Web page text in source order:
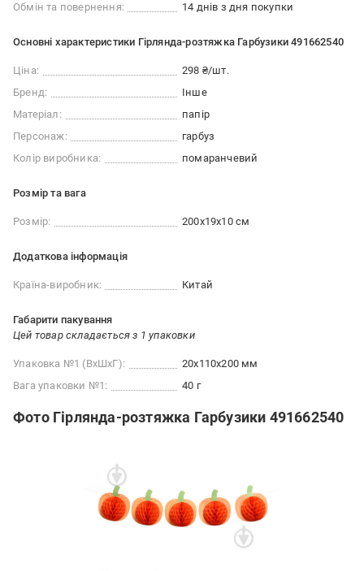
Обмін та повернення: 14 днів з дня покупки
Основні характеристики Гірлянда-розтяжка Гарбузики 491662540
Ціна:
298 ₴/шт.
Бренд:
Інше
Матеріал:
папір
Персонаж:
гарбуз
Колір виробника:
помаранчевий
Розмір та вага
Розмір: 200х19х10 см
Додаткова інформація
Країна-виробник: Китай
Габарити пакування
Цей товар складається з 1 упаковки
Упаковка №1 (ВхШхГ):
20x110x200 мм
Вага упаковки №1:
40 г
Фото Гірлянда-розтяжка Гарбузики 491662540